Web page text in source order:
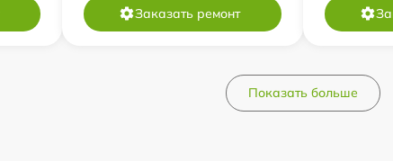
Заказать ремонт
Показать больше